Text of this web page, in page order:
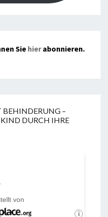
Sie hierabonnieren.
BEHINDERUNG –
DURCH IHRE